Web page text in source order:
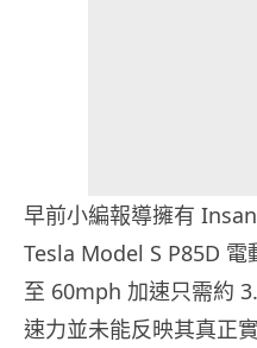
早前小編報導擁有
Tesla Model S P85D
至 60mph 加速只需約
速力並未能反映其真正